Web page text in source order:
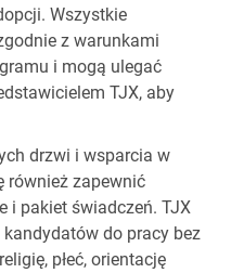
Wszystkie
z warunkami
i mogą ulegać
TJX, aby
drzwi i wsparcia w
również zapewnić
i pakiet świadczeń. TJX
do pracy bez
płeć, orientację